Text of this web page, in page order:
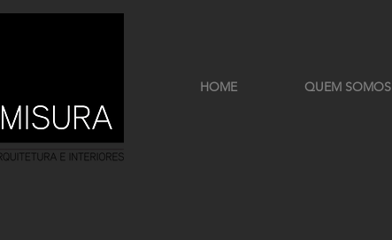
HOME QUEM SOMOS